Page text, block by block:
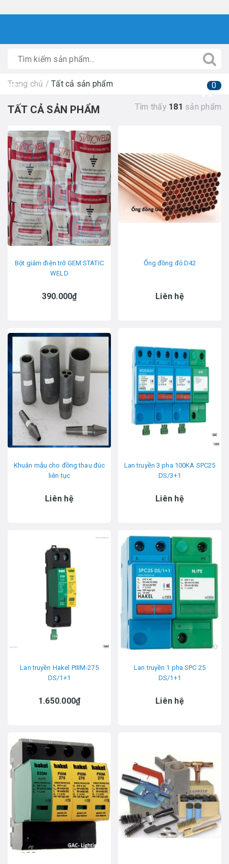
0
Trang chủ / Tất cả sản phẩm
TẤT CẢ SẢN PHẨM Tìm thấy 181 sản phẩm
Bột giảm điện trở GEM STATIC
WELD
390.000₫
Ống đồng đỏ D42
Liên hệ
Khuân mẫu cho đồng thau đúc
liên tục
Liên hệ
Lan truyền 3 pha 100KA SPC25
DS/3+1
Liên hệ
Lan truyền Hakel PIIIM-275
DS/1+1
1.650.000₫
Lan truyền 1 pha SPC 25
DS/1+1
Liên hệ